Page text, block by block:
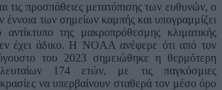
τις προσπάθειες μετατόπισης των ευθυνών, ο
έννοια των σημείων καμπής και υπογραμμίζει
αντίκτυπο της μακροπρόθεσμης κλιματικής
έχει άδικο. Η NOAA ανέφερε ότι από τον
του 2023 σημειώθηκε η θερμότερη
174 ετών, με τις παγκόσμιες
να υπερβαίνουν σταθερά τον μέσο όρο